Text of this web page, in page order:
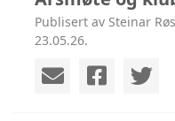
Publisert av Steinar
23.05.26.